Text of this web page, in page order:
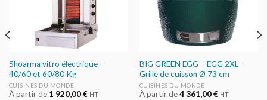
Shoarma vitro électrique –
40/60 et 60/80 Kg
CUISINES DU MONDE
À partir de 1 920,00€ HT
BIG GREEN EGG – EGG 2XL –
Grille de cuisson Ø 73 cm
CUISINES DU MONDE
À partir de4 361,00€ HT